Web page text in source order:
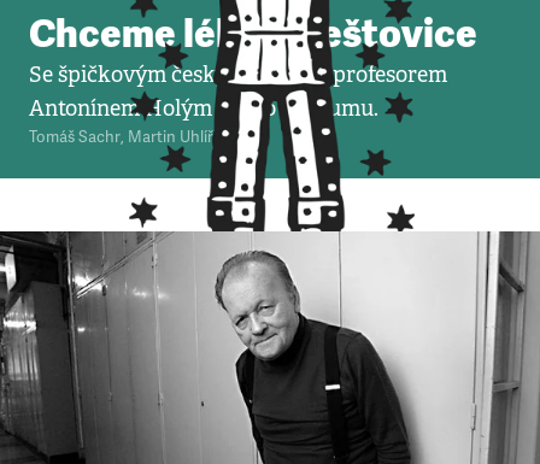
Chceme lék na neštovice
Se špičkovým českým vědcem profesorem
Antonínem Holým o jeho výzkumu.
Tomáš Sachr, Martin Uhlíř